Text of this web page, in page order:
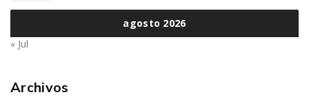
agosto 2026
« Jul
Archivos